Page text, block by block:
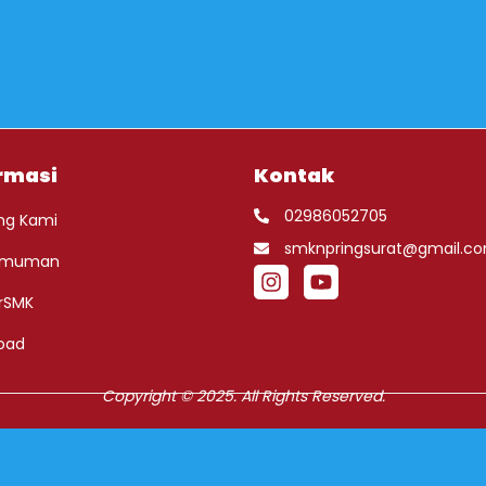
Kami
Kontak
02986052705
Copyright © 2025. All Rights Reserved.